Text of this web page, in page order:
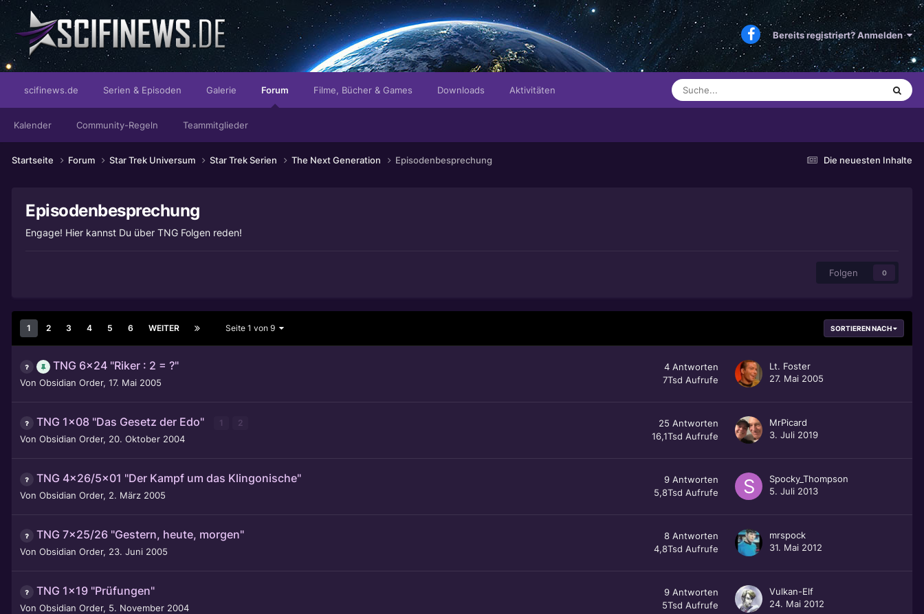
Bereits registriert? Anmelden
scifinews.de Serien & Episoden Galerie Forum
Kalender Community-Regeln Teammitglieder
Filme, Bücher & Games Downloads Aktivitäten
Die neuesten Inhalte
Startseite Forum Star Trek Universum Star Trek Serien The Next Generation Episodenbesprechung
Episodenbesprechung
Engage! Hier kannst Du über TNG Folgen reden!
Folgen 0
SORTIEREN NACH
1 2 3 4 5 6 WEITER Seite 1 von 9
TNG 6x24 "Riker : 2 = ?"
Von Obsidian Order, 17. Mai 2005
4 Antworten
7Tsd Aufrufe
Lt. Foster
27. Mai 2005
TNG 1x08 "Das Gesetz der Edo" 1 2
Von Obsidian Order, 20. Oktober 2004
25 Antworten
16,1Tsd Aufrufe
MrPicard
3. Juli 2019
TNG 4x26/5x01 "Der Kampf um das Klingonische"
Von Obsidian Order, 2. März 2005
9 Antworten
5,8Tsd Aufrufe
Spocky_Thompson
5. Juli 2013
TNG 7x25/26 "Gestern, heute, morgen"
Von Obsidian Order, 23. Juni 2005
8 Antworten
4,8Tsd Aufrufe
mrspock
31. Mai 2012
TNG 1x19 "Prüfungen"
Von Obsidian Order, 5. November 2004
9 Antworten
5Tsd Aufrufe
Vulkan-Elf
24. Mai 2012